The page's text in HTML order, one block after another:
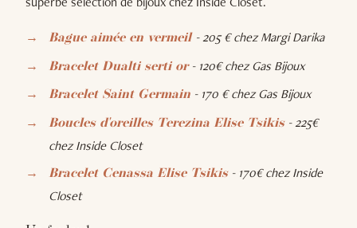
Bague aimée en vermeil - 205 € chez Margi Darika
Bracelet Dualti serti or- 120€ chez Gas Bijoux
Bracelet Saint Germain- 170 € chez Gas Bijoux
Boucles d'oreilles Terezina Elise Tsikis- 225€
chez Inside Closet
Bracelet Cenassa Elise Tsikis- 170€ chez Inside
Closet